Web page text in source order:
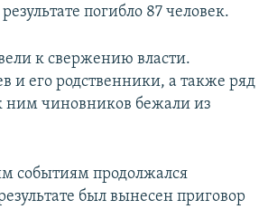
погибло 87 человек.
к свержению власти.
и его родственники, а также ряд
чиновников бежали из
событиям продолжался
был вынесен приговор